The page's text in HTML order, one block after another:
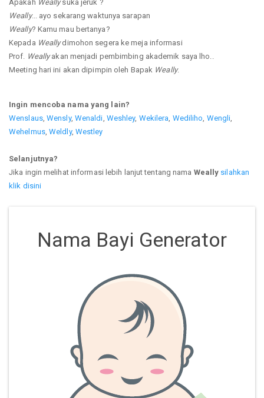
Apakah Weallysuka jeruk ?
Weally... ayo sekarang waktunya sarapan
Weally? Kamu mau bertanya?
Kepada Weallydimohon segera ke meja informasi
Prof. Weallyakan menjadi pembimbing akademik saya lho..
Meeting hari ini akan dipimpin oleh Bapak Weally.
Ingin mencoba nama yang lain?
Wenslaus,Wensly, Wenaldi Weshley, Wekilera Wediliho Wengli
Wehelmus,Weldly, Westley
Selanjutnya?
Jika ingin melihat informasi lebih lanjut tentang nama Weally silahkan
klik disini
Nama Bayi Generator